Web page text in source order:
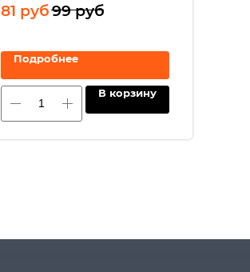
81 руб99 руб
Подробнее
В корзину